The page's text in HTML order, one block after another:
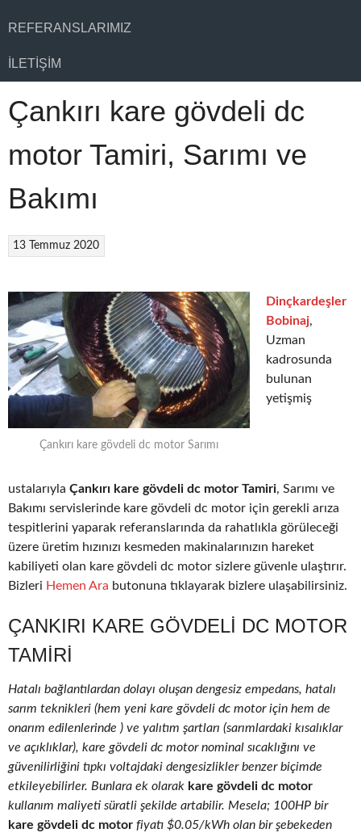
REFERANSLARIMIZ
İLETIŞIM
Çankırı kare gövdeli dc
motor Tamiri, Sarımı ve
Bakımı
13 Temmuz 2020
Çankırı kare gövdeli dc motor Sarımı
Dinçkardeşler
Bobinaj,
Uzman
kadrosunda
bulunan
yetişmiş
ustalarıyla Çankırı kare gövdeli dc motor Tamiri, Sarımı ve
Bakımı servislerinde kare gövdeli dc motor için gerekli arıza
tespitlerini yaparak referanslarında da rahatlıkla görüleceği
üzere üretim hızınızı kesmeden makinalarınızın hareket
kabiliyeti olan kare gövdeli dc motor sizlere güvenle ulaştırır.
Bizleri Hemen Ara butonuna tıklayarak bizlere ulaşabilirsiniz.
ÇANKIRI KARE GÖVDELI DC MOTOR
TAMIRI
Hatalı bağlantılardan dolayı oluşan dengesiz empedans, hatalı
sarım teknikleri (hem yeni kare gövdeli dc motor için hem de
onarım edilenlerinde ) ve yalıtım şartları (sarımlardaki kısalıklar
ve açıklıklar), kare gövdeli dc motor nominal sıcaklığını ve
güvenilirliğini tıpkı voltajdaki dengesizlikler benzer biçimde
etkileyebilirler. Bunlara ek olarak kare gövdeli dc motor
kullanım maliyeti süratli şekilde artabilir. Mesela; 100HP bir
kare gövdeli dc motor fiyatı $0.05/kWh olan bir şebekeden